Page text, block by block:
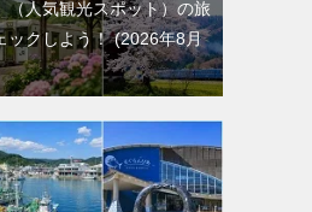
（人気観光スポット）の旅
ックしよう！ 2026年8月